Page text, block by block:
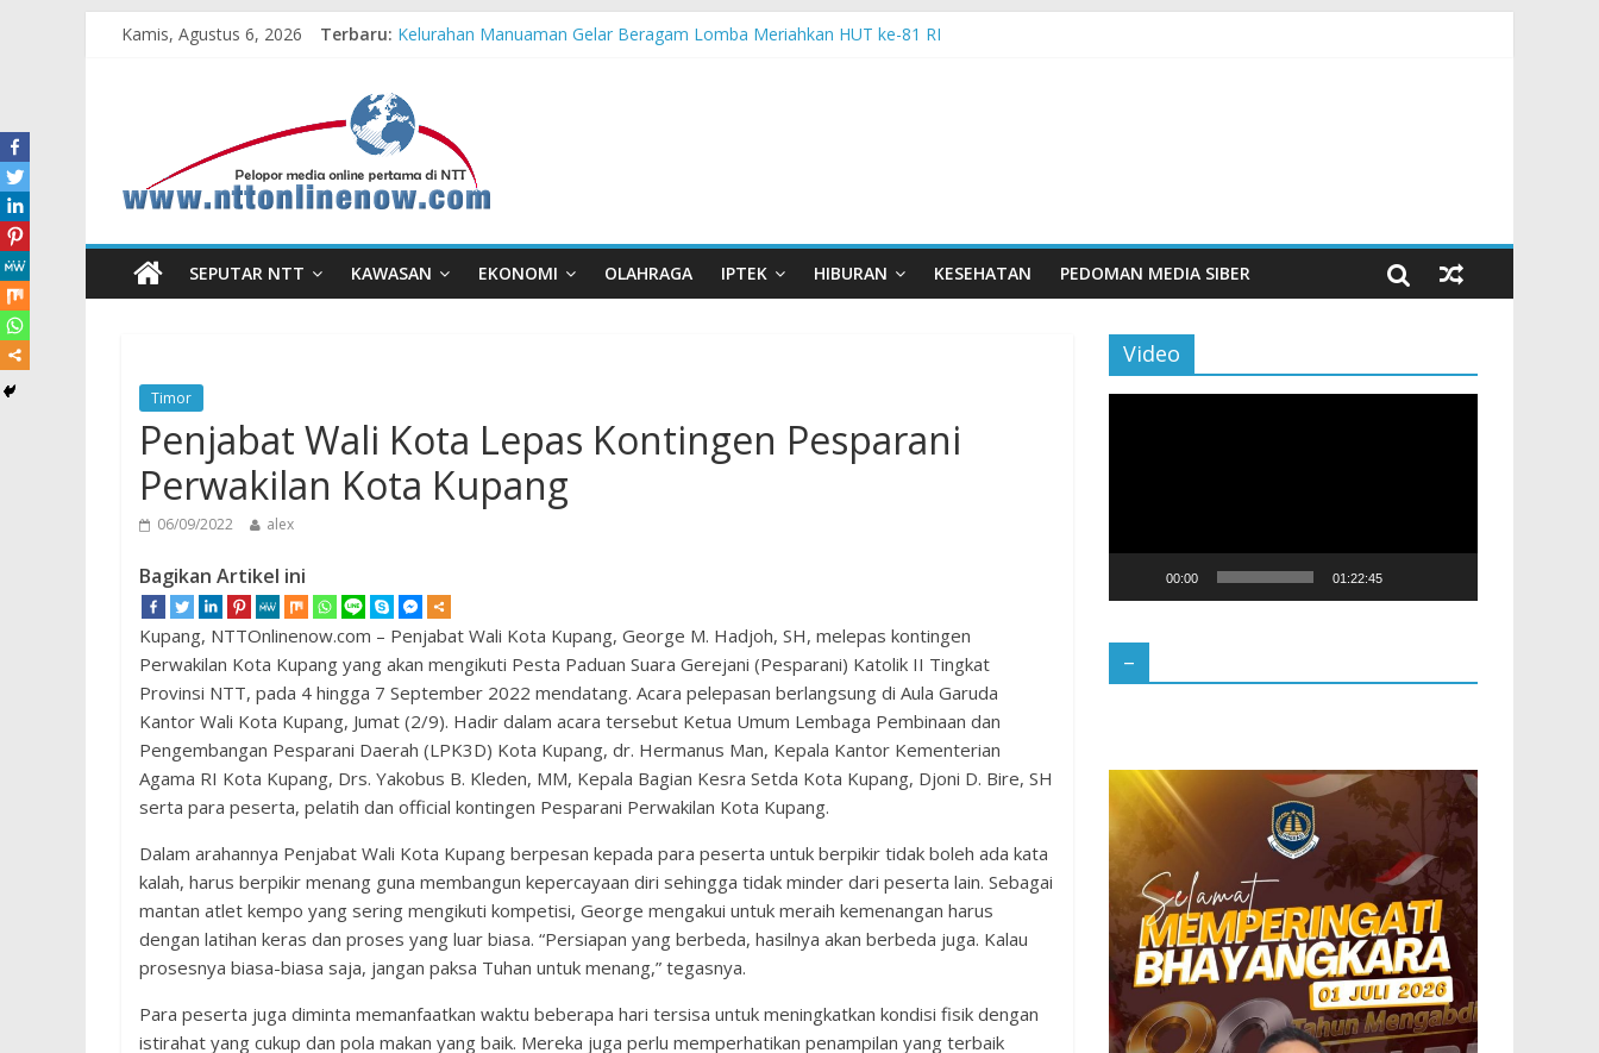
Kamis, Agustus 6, 2026 Terbaru: Kelurahan Manuaman Gelar Beragam Lomba Meriahkan HUT ke-81 RI
Honda AT Family Day Semarakkan 11 Kota di Jawa Timur
Hasil KKN Kolaborasi UGM-Undana Jadi Pedoman Bangun Desa Desa, Tak Sekadar Laporan
SEPUTAR NTT KAWASAN EKONOMI OLAHRAGA IPTEK HIBURAN KESEHATAN PEDOMAN MEDIA SIBER
Timor
Penjabat Wali Kota Lepas Kontingen Pesparani
Perwakilan Kota Kupang
06/09/2022 alex
Bagikan Artikel ini
Kupang, NTTOnlinenow.com – Penjabat Wali Kota Kupang, George M. Hadjoh, SH, melepas kontingen
Perwakilan Kota Kupang yang akan mengikuti Pesta Paduan Suara Gerejani (Pesparani) Katolik II Tingkat
Provinsi NTT, pada 4 hingga 7 September 2022 mendatang. Acara pelepasan berlangsung di Aula Garuda
Kantor Wali Kota Kupang, Jumat (2/9). Hadir dalam acara tersebut Ketua Umum Lembaga Pembinaan dan
Pengembangan Pesparani Daerah (LPK3D) Kota Kupang, dr. Hermanus Man, Kepala Kantor Kementerian
Agama RI Kota Kupang, Drs. Yakobus B. Kleden, MM, Kepala Bagian Kesra Setda Kota Kupang, Djoni D. Bire, SH
serta para peserta, pelatih dan official kontingen Pesparani Perwakilan Kota Kupang.
Dalam arahannya Penjabat Wali Kota Kupang berpesan kepada para peserta untuk berpikir tidak boleh ada kata
kalah, harus berpikir menang guna membangun kepercayaan diri sehingga tidak minder dari peserta lain. Sebagai
mantan atlet kempo yang sering mengikuti kompetisi, George mengakui untuk meraih kemenangan harus
dengan latihan keras dan proses yang luar biasa. “Persiapan yang berbeda, hasilnya akan berbeda juga. Kalau
prosesnya biasa-biasa saja, jangan paksa Tuhan untuk menang,” tegasnya.
Para peserta juga diminta memanfaatkan waktu beberapa hari tersisa untuk meningkatkan kondisi fisik dengan
istirahat yang cukup dan pola makan yang baik. Mereka juga perlu memperhatikan penampilan yang terbaik
Video
00:00 01:22:45
–